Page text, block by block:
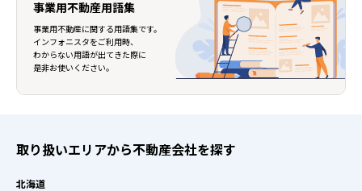
事業用不動産用語集
事業用不動産に関する用語集です。
インフォニスタをご利用時、
わからない用語が出てきた際に
是非お使いください。
取り扱いエリアから不動産会社を探す
北海道